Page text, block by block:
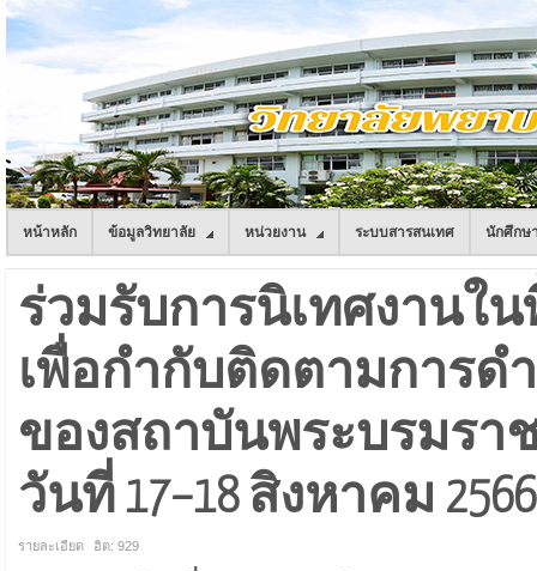
หน้าหลัก ข้อมูลวิทยาลัย หน่วยงาน ระบบสารสนเทศ นักศึกษ
ร่วมรับการนิเทศงานใ
เพื่อกำกับติดตามการด
ของสถาบันพระบรมร
วันที่ 17–18 สิงหาคม 2566
รายละเอียด ฮิต: 929